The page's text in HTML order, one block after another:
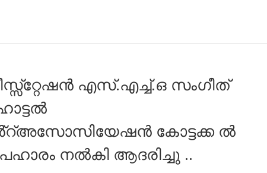
എസ്.എച്ച്.ഒ സംഗീത്
കോട്ടക്ക ൽ
നൽകി ആദരിച്ചു ..